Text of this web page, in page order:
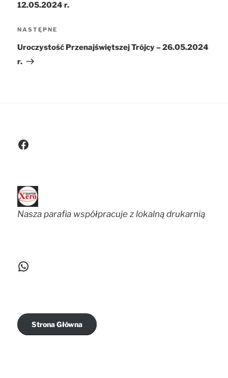
12.05.2024 r.
Następny
wpis
NASTĘPNE
Uroczystość Przenajświętszej Trójcy – 26.05.2024
r.
Facebook
Nasza parafia współpracuje z lokalną drukarnią
WhatsApp
Strona Główna